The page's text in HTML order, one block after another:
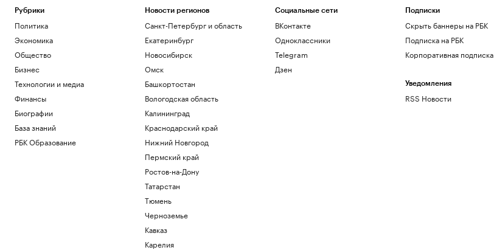
Часть Одессы осталась без
электроснабжения
Общество
На саудовском НПЗ после удара
хуситов начался пожар. Видео
Политика
Загрузить еще
Рубрики
Политика
Экономика
Общество
Бизнес
Технологии и медиа
Финансы
Биографии
База знаний
РБК Образование
Новости регионов
Санкт-Петербург и область
Екатеринбург
Новосибирск
Омск
Башкортостан
Вологодская область
Калининград
Краснодарский край
Нижний Новгород
Пермский край
Ростов-на-Дону
Татарстан
Тюмень
Черноземье
Кавказ
Карелия
Социальные сети
ВКонтакте
Одноклассники
Telegram
Дзен
Подписки
Скрыть баннеры на РБК
Подписка на РБК
Корпоративная подписка
Уведомления
RSS Новости